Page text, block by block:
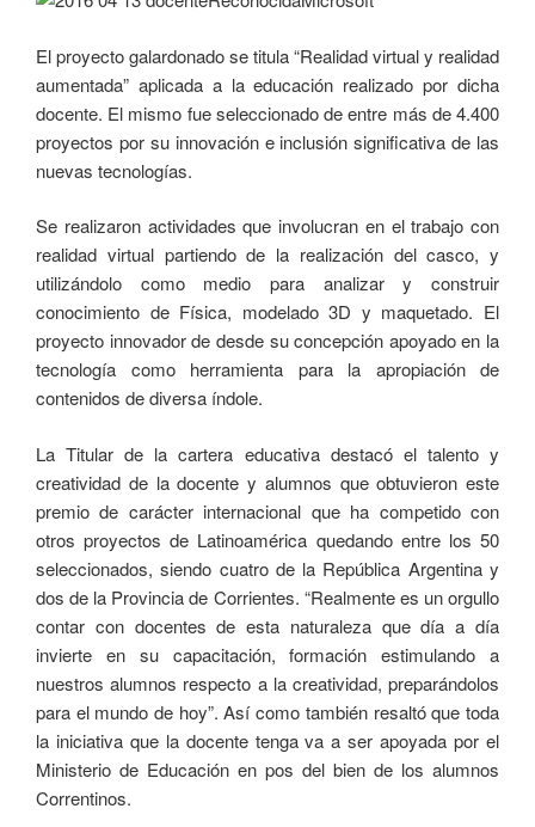
El proyecto galardonado se titula “Realidad virtual y realidad
aumentada” aplicada a la educación realizado por dicha
docente. El mismo fue seleccionado de entre más de 4.400
proyectos por su innovación e inclusión significativa de las
nuevas tecnologías.
Se realizaron actividades que involucran en el trabajo con
realidad virtual partiendo de la realización del casco, y
utilizándolo como medio para analizar y construir
conocimiento de Física, modelado 3D y maquetado. El
proyecto innovador de desde su concepción apoyado en la
tecnología como herramienta para la apropiación de
contenidos de diversa índole.
La Titular de la cartera educativa destacó el talento y
creatividad de la docente y alumnos que obtuvieron este
premio de carácter internacional que ha competido con
otros proyectos de Latinoamérica quedando entre los 50
seleccionados, siendo cuatro de la República Argentina y
dos de la Provincia de Corrientes. “Realmente es un orgullo
contar con docentes de esta naturaleza que día a día
invierte en su capacitación, formación estimulando a
nuestros alumnos respecto a la creatividad, preparándolos
para el mundo de hoy”. Así como también resaltó que toda
la iniciativa que la docente tenga va a ser apoyada por el
Ministerio de Educación en pos del bien de los alumnos
Correntinos.